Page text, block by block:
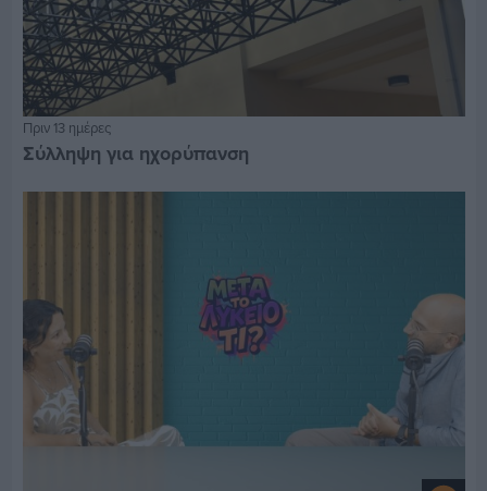
Πριν 13 ημέρες
Σύλληψη για ηχορύπανση